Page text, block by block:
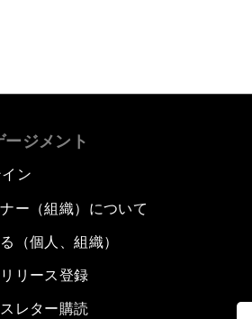
ージメント
ン
ー（組織）について
（個人、組織）
リース登録
レター購読